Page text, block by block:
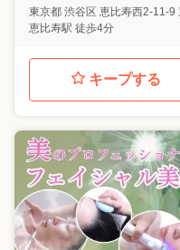
東京都 渋谷区 恵比寿西2-11-9
恵比寿駅 徒歩4分
キープする